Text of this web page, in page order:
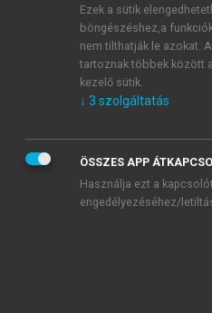
veszem és elfogadom.
Általános vásárlási
mersz.huoldalak
tudomásul veszem és
Ezek a sütik
böngészéshez,a
nem tilthatják le azokat.
tartoznak többek között
kezelő sütik.
↓ 3 szolgáltatás
ÖSSZES APP
Használja ezt a
engedélyezéséhez/